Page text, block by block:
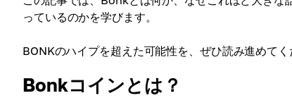
っているのかを学びます。
BONKのハイプを超えた可能性を、ぜひ読み進めてく
Bonkコインとは？